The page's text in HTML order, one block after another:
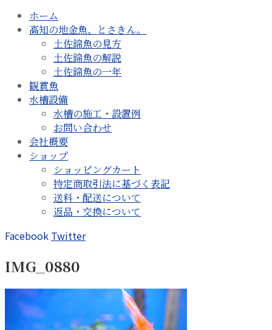
ホーム
高知の地金魚、とさきん。
土佐錦魚の見方
土佐錦魚の解説
土佐錦魚の一年
観賞魚
水槽設備
水槽の施工・設置例
お問い合わせ
会社概要
ショップ
ショッピングカート
特定商取引法に基づく表記
送料・配送について
返品・交換について
Facebook Twitter
IMG_0880